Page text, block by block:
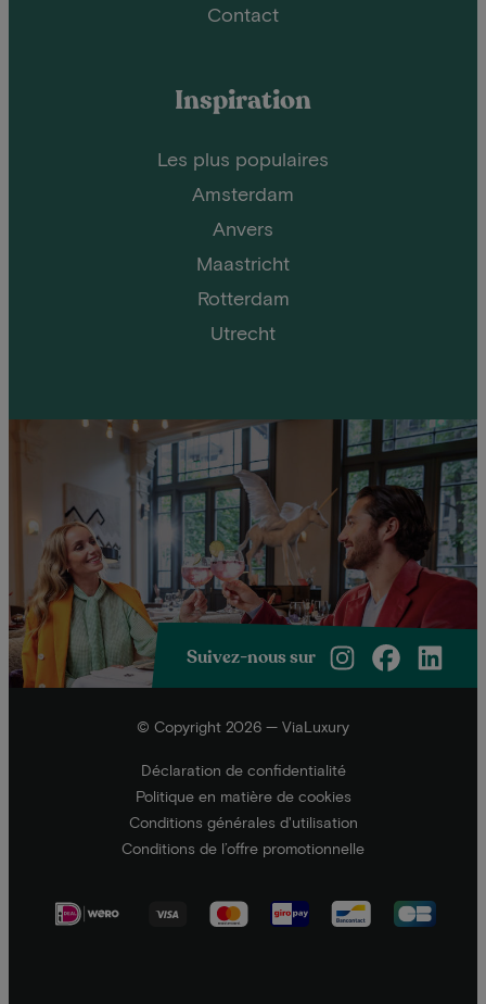
Contact
Inspiration
Les plus populaires
Amsterdam
Anvers
Maastricht
Rotterdam
Utrecht
Suivez-nous sur
© Copyright 2026 — ViaLuxury
Déclaration de confidentialité
Politique en matière de cookies
Conditions générales d'utilisation
Conditions de l’offre promotionnelle